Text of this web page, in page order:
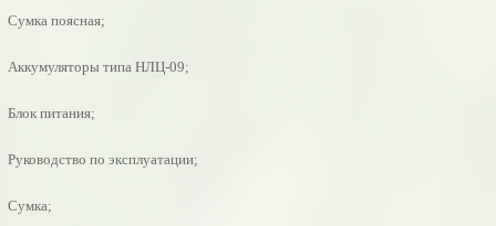
Сумка поясная;
Аккумуляторы типа НЛЦ-09;
Блок питания;
Руководство по эксплуатации;
Сумка;